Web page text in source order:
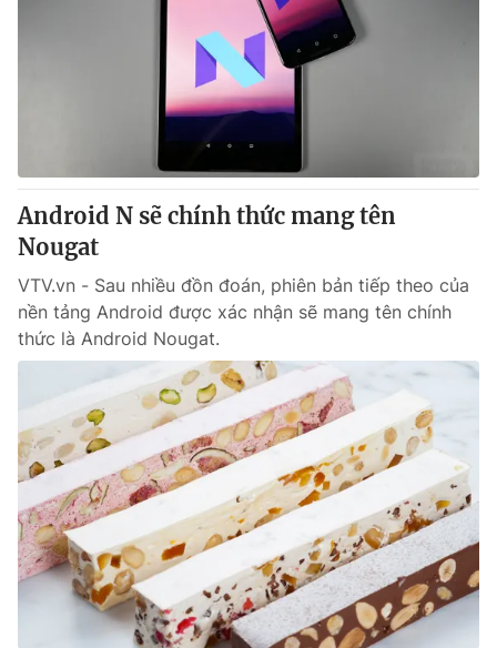
Android N sẽ chính thức mang tên
Nougat
VTV.vn - Sau nhiều đồn đoán, phiên bản tiếp theo của
nền tảng Android được xác nhận sẽ mang tên chính
thức là Android Nougat.